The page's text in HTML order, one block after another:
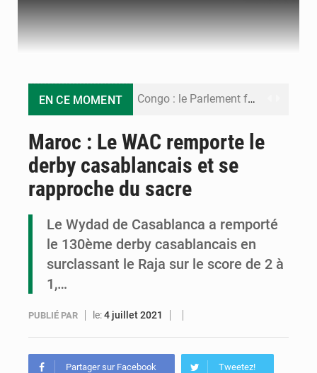
EN CE MOMENT Congo : le Parlement formule 28 recommandations sur le Cadre budgétaire 2027-2029
Congo : Brazzaville se dote d’un plan d’action pour renforcer sa résilience climatique
Le Congo se dote d’un programme national pour valoriser les produits forestiers non ligneux
Maroc : Le WAC remporte le
derby casablancais et se
rapproche du sacre
Le Wydad de Casablanca a remporté
le 130ème derby casablancais en
surclassant le Raja sur le score de 2 à
1,…
PUBLIÉ PAR le:4 juillet 2021
Partager sur Facebook Tweetez!